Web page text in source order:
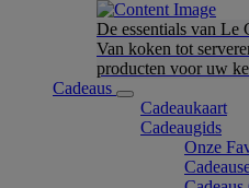
De essentials van Le
Van koken tot
producten voor uw
Cadeaus
Cadeaukaart
Cadeaugids
Onze